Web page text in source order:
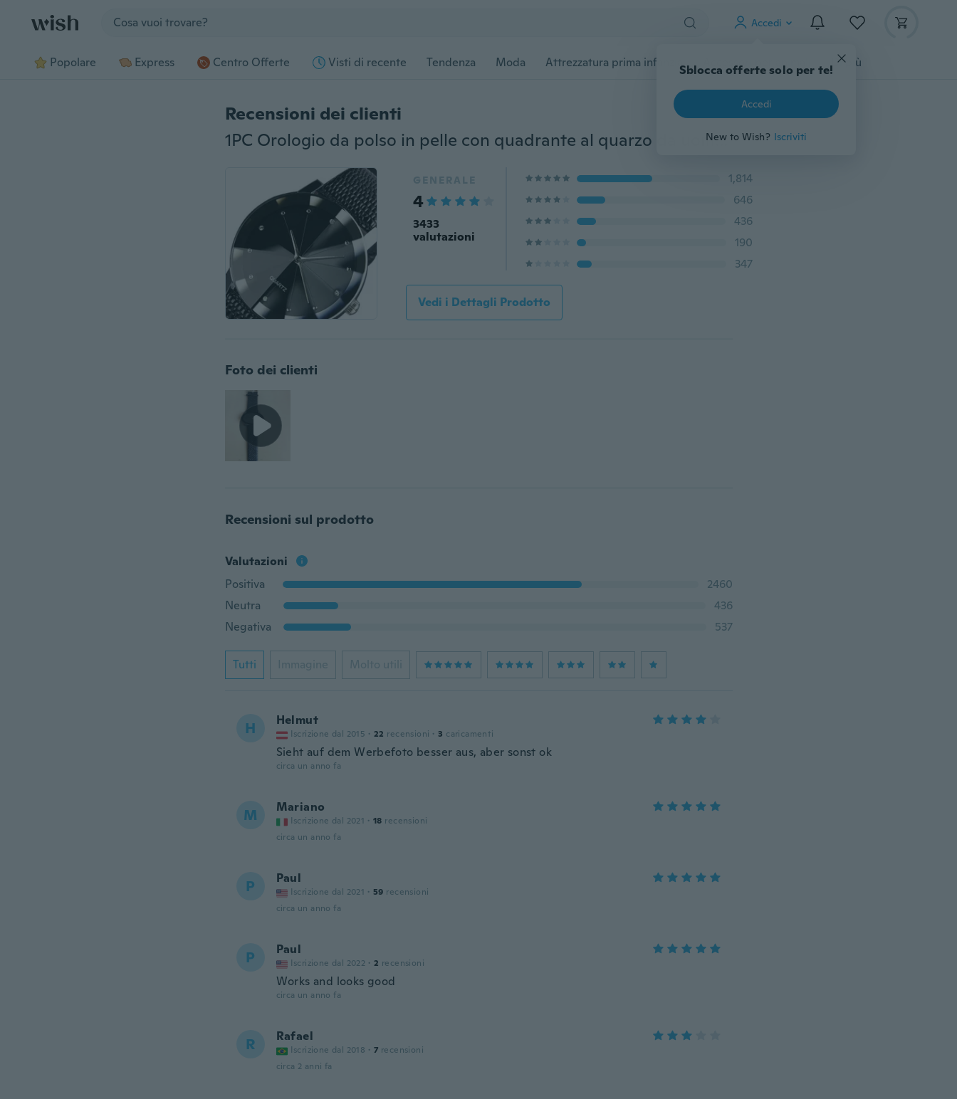
Accedi
Sblocca offerte solo per te!
Accedi
New to Wish? Iscriviti
Popolare Express Centro Offerte Visti di recente Tendenza Moda Attrezzatura prima infanzia Accessori per animali Di più
Recensioni dei clienti
1PC Orologio da polso in pelle con quadrante al quarzo da uomo e da donna （opzione：A&B）
GENERALE
4
3433
valutazioni
1,814
646
436
190
347
Vedi i Dettagli Prodotto
Foto dei clienti
Recensioni sul prodotto
Valutazioni
Positiva
2460
Neutra
436
Negativa
537
Tutti Immagine Molto utili
H Helmut
Iscrizione dal 2015 · 22 recensioni · 3 caricamenti
Sieht auf dem Werbefoto besser aus, aber sonst ok
circa un anno fa
M Mariano
Iscrizione dal 2021 · 18 recensioni
circa un anno fa
P Paul
Iscrizione dal 2021 · 59 recensioni
circa un anno fa
P Paul
Iscrizione dal 2022 · 2 recensioni
Works and looks good
circa un anno fa
R Rafael
Iscrizione dal 2018 · 7 recensioni
circa 2 anni fa